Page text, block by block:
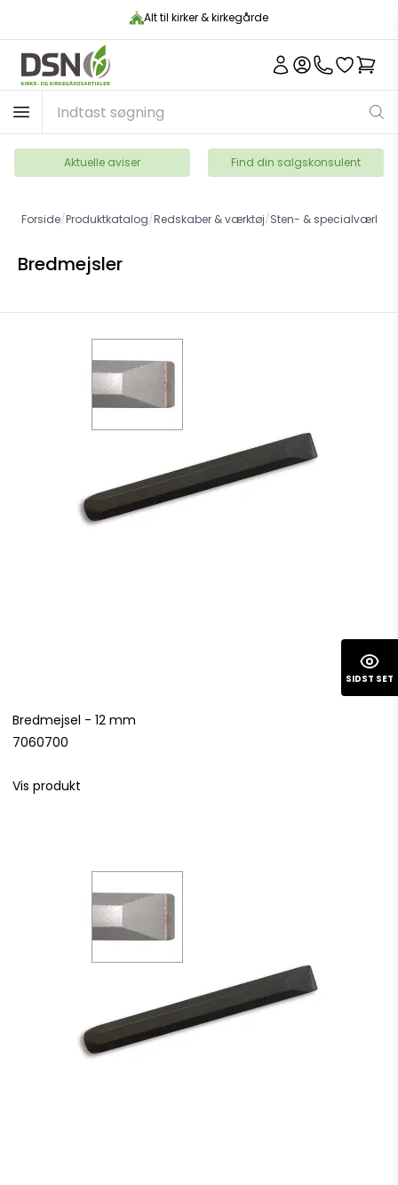
Alt til kirker & kirkegårde
Aktuelle aviser Find din salgskonsulent
Forside/Produktkatalog/Redskaber & værktøj/Sten- & specialværktøj
Bredmejsler
Bredmejsel - 12 mm
7060700
Vis produkt
SIDST SET